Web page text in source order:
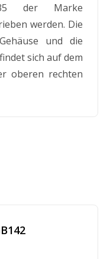
35 der Marke
werden. Die
und die
sich auf dem
oberen rechten